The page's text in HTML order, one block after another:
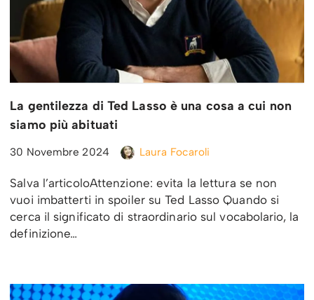
La gentilezza di Ted Lasso è una cosa a cui non
siamo più abituati
30 Novembre 2024 Laura Focaroli
Salva l’articoloAttenzione: evita la lettura se non
vuoi imbatterti in spoiler su Ted Lasso Quando si
cerca il significato di straordinario sul vocabolario, la
definizione…